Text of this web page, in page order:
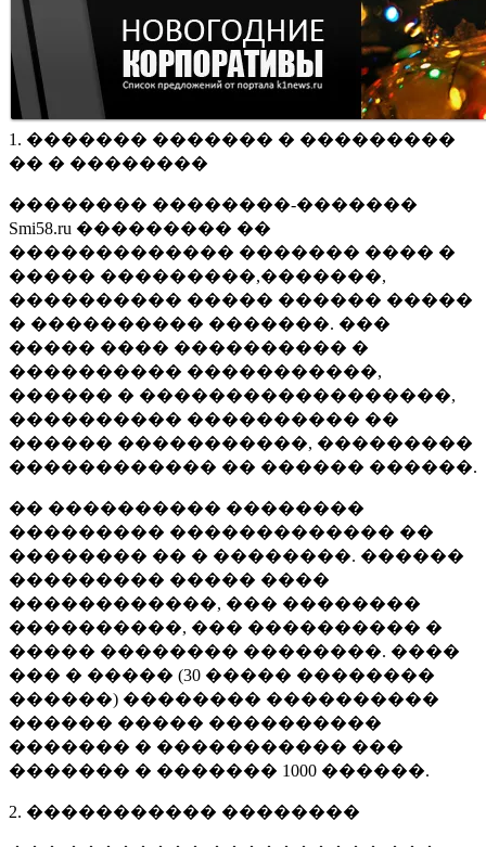
1. ������� ������� � ���������
�� � ��������
�������� ��������-�������
Smi58.ru ��������� ��
������������� ������� ���� �
����� ���������,�������,
���������� ����� ������ �����
� ���������� �������. ���
����� ���� ���������� �
���������� �����������,
������ � ������������������,
���������� ���������� ��
������ �����������, ���������
������������ �� ������ ������.
�� ���������� ��������
��������� ������������� ��
�������� �� � ��������. ������
��������� ����� ����
������������, ��� ��������
����������, ��� ���������� �
����� �������� ��������. ����
��� � ����� (30 ����� ��������
������) �������� ����������
������ ����� ����������
������� � ����������� ���
������� � ������� 1000 ������.
2. ����������� ��������